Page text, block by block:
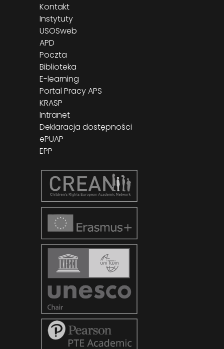
Kontakt
Instytuty
USOSweb
APD
Poczta
Biblioteka
E-learning
Portal Pracy APS
KRASP
Intranet
Deklaracja dostępności
ePUAP
EPP